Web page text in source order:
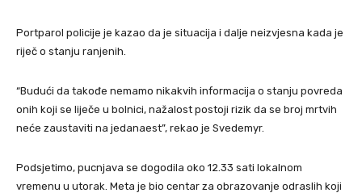
Portparol policije je kazao da je situacija i dalje neizvjesna kada je
riječ o stanju ranjenih.
“Budući da takođe nemamo nikakvih informacija o stanju povreda
onih koji se liječe u bolnici, nažalost postoji rizik da se broj mrtvih
neće zaustaviti na jedanaest”, rekao je Svedemyr.
Podsjetimo, pucnjava se dogodila oko 12.33 sati lokalnom
vremenu u utorak. Meta je bio centar za obrazovanje odraslih koji